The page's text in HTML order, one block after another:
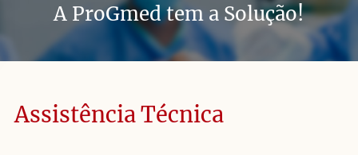
A ProGmed tem a Solução!
Assistência Técnica